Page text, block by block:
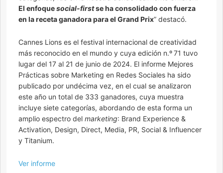
El enfoquesocial-firstse ha consolidado con fuerza
en la receta ganadora para el Grand Prix” destacó.
Cannes Lions es el festival internacional de creatividad
más reconocido en el mundo y cuya edición n.º 71 tuvo
lugar del 17 al 21 de junio de 2024. El informe Mejores
Prácticas sobre Marketing en Redes Sociales ha sido
publicado por undécima vez, en el cual se analizaron
este año un total de 333 ganadores, cuya muestra
incluye siete categorías, abordando de esta forma un
amplio espectro del marketing: Brand Experience &
Activation, Design, Direct, Media, PR, Social & Influencer
y Titanium.
Ver informe